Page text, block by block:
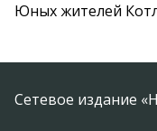
Юных жителей
Сетевое издание